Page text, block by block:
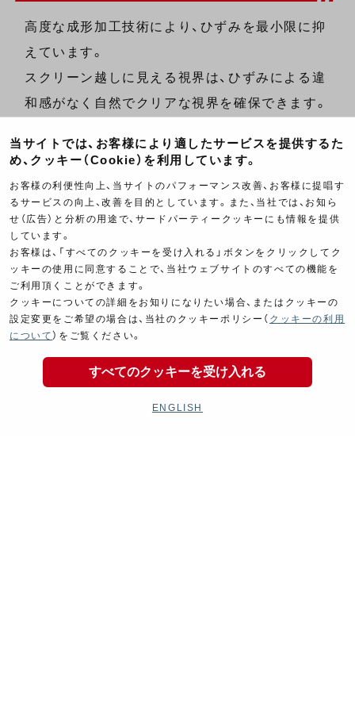
高度な成形加工技術により、ひずみを最小限に抑
えています。
スクリーン越しに見える視界は、ひずみによる違
和感がなく自然でクリアな視界を確保できます。
滑らかで美しい表面形成が可能
当サイトでは、お客様により適したサービスを提供するた
め、クッキー（Cookie）を利用しています。
お客様の利便性向上、当サイトのパフォーマンス改善、お客様に提唱す
るサービスの向上、改善を目的としています。また、当社では、お知ら
せ（広告）と分析の用途で、サードパーティークッキーにも情報を提供
しています。
お客様は、「すべてのクッキーを受け入れる」ボタンをクリックしてク
ッキーの使用に同意することで、当社ウェブサイトのすべての機能を
ご利用頂くことができます。
クッキーについての詳細をお知りになりたい場合、またはクッキーの
設定変更をご希望の場合は、当社のクッキーポリシー（ クッキーの利用
について ）をご覧ください。
すべてのクッキーを受け入れる
ENGLISH